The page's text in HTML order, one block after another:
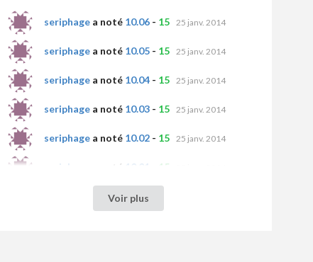
seriphage a noté 10.06 - 15 25 janv. 2014
seriphage a noté 10.05 - 15 25 janv. 2014
seriphage a noté 10.04 - 15 25 janv. 2014
seriphage a noté 10.03 - 15 25 janv. 2014
seriphage a noté 10.02 - 15 25 janv. 2014
seriphage a noté 10.01 15
a noté9.08-
Voir plus